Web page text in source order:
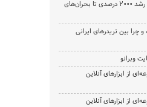
هماتیت‌گلد؛ از تجربه رشد ۲۰۰۰ درصدی تا بحران‌های
بین تریدرهای ایرانی
وبرانو
از ابزارهای آنلاین
از ابزارهای آنلاین